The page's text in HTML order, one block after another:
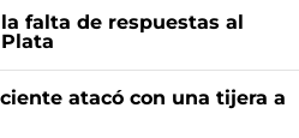
falta de respuestas al
atacó con una tijera a